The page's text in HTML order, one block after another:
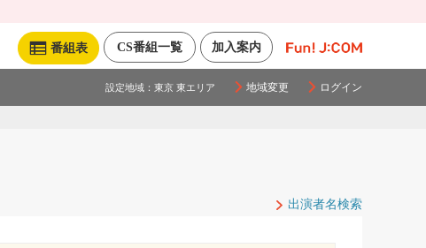
加入案内
CS番組一覧
番組表
設定地域： 東京 東エリア 地域変更 ログイン
出演者名検索